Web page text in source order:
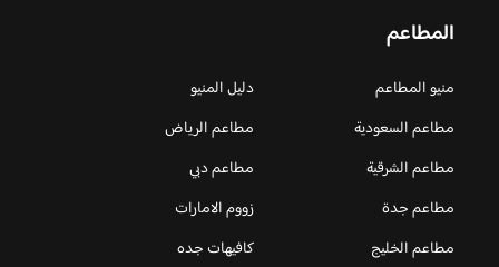
المطاعم
منيو المطاعم
دليل المنيو
مطاعم السعودية
مطاعم الرياض
مطاعم الشرقية
مطاعم دبي
مطاعم جدة
زووم الامارات
مطاعم الخليج
كافيهات جده